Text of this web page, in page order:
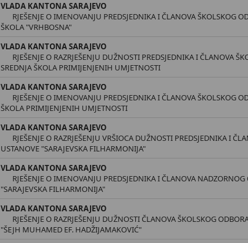
VLADA KANTONA SARAJEVO
RJEŠENJE O IMENOVANJU PREDSJEDNIKA I ČLANOVA ŠKOLSKOG
ŠKOLA "VRHBOSNA"
VLADA KANTONA SARAJEVO
RJEŠENJE O RAZRJEŠENJU DUŽNOSTI PREDSJEDNIKA I ČLANOVA
SREDNJA ŠKOLA PRIMIJENJENIH UMJETNOSTI
VLADA KANTONA SARAJEVO
RJEŠENJE O IMENOVANJU PREDSJEDNIKA I ČLANOVA ŠKOLSKOG
ŠKOLA PRIMIJENJENIH UMJETNOSTI
VLADA KANTONA SARAJEVO
RJEŠENJE O RAZRJEŠENJU VRŠIOCA DUŽNOSTI PREDSJEDNIKA I
USTANOVE "SARAJEVSKA FILHARMONIJA"
VLADA KANTONA SARAJEVO
RJEŠENJE O IMENOVANJU PREDSJEDNIKA I ČLANOVA
"SARAJEVSKA FILHARMONIJA"
VLADA KANTONA SARAJEVO
RJEŠENJE O RAZRJEŠENJU DUŽNOSTI ČLANOVA ŠKOLSKOG
"ŠEJH MUHAMED EF. HADŽIJAMAKOVIĆ"